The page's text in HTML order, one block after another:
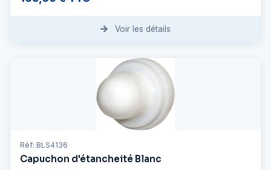
Voir les détails
Réf: BLS4136
Capuchon d'étancheité Blanc